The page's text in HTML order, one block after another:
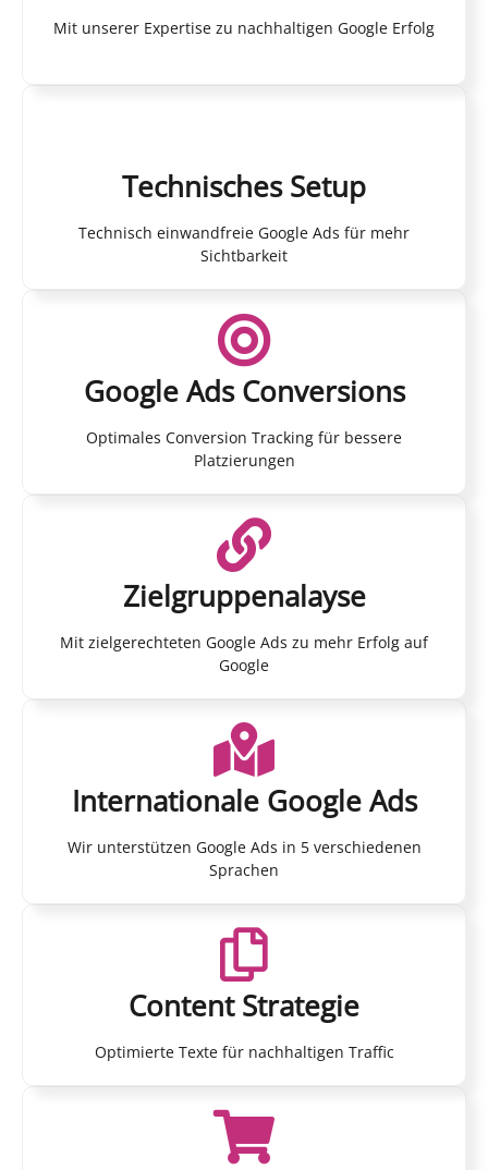
Mit unserer Expertise zu nachhaltigen Google Erfolg
Technisches Setup
Technisch einwandfreie Google Ads für mehr
Sichtbarkeit
Google Ads Conversions
Optimales Conversion Tracking für bessere
Platzierungen
Zielgruppenalayse
Mit zielgerechteten Google Ads zu mehr Erfolg auf
Google
Internationale Google Ads
Wir unterstützen Google Ads in 5 verschiedenen
Sprachen
Content Strategie
Optimierte Texte für nachhaltigen Traffic